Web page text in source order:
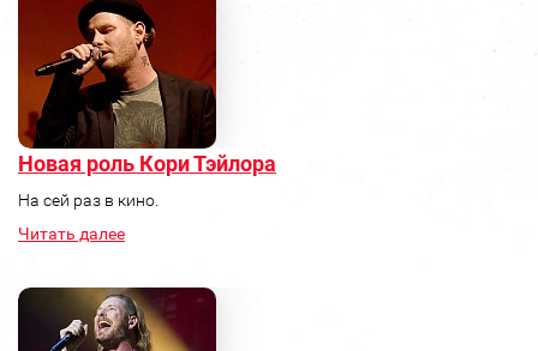
Новая роль Кори Тэйлора
На сей раз в кино.
Читать далее